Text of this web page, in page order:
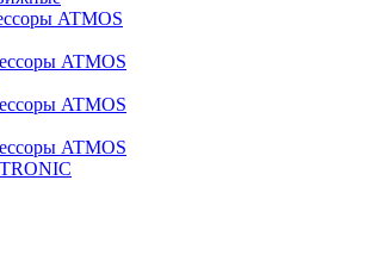
ATMOS
ATMOS
ATMOS
ATMOS